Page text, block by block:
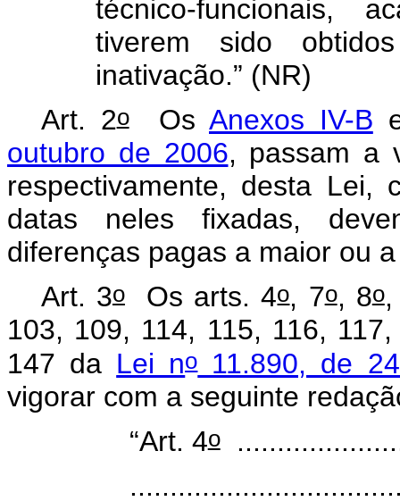
técnico-funcionais,
tiverem sido
inativação.” (NR)
Art. 2oOs Anexos IV-B
outubro de 2006, passam a
respectivamente, desta Lei,
datas neles fixadas,
diferenças pagas a maior ou
Art. 3oOs arts.4o, 7o, 8o,
103, 109, 114, 115, 116,
147 da Lei no11.890, de
vigorar com a seguinte
“Art. 4o